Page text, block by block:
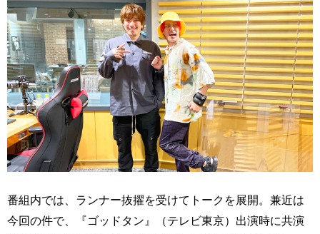
番組内では、ランナー抜擢を受けてトークを展開。兼近は
今回の件で、『ゴッドタン』（テレビ東京）出演時に共演